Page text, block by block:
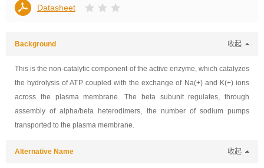
Datasheet
Background 收起
This is the non-catalytic component of the active enzyme, which catalyzes
the hydrolysis of ATP coupled with the exchange of Na(+) and K(+) ions
across the plasma membrane. The beta subunit regulates, through
assembly of alpha/beta heterodimers, the number of sodium pumps
transported to the plasma membrane.
Alternative Name 收起